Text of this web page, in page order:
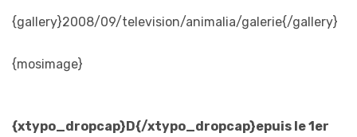
{gallery}2008/09/television/animalia/galerie{/gallery}
{mosimage}
{xtypo_dropcap}D{/xtypo_dropcap}epuis le 1er